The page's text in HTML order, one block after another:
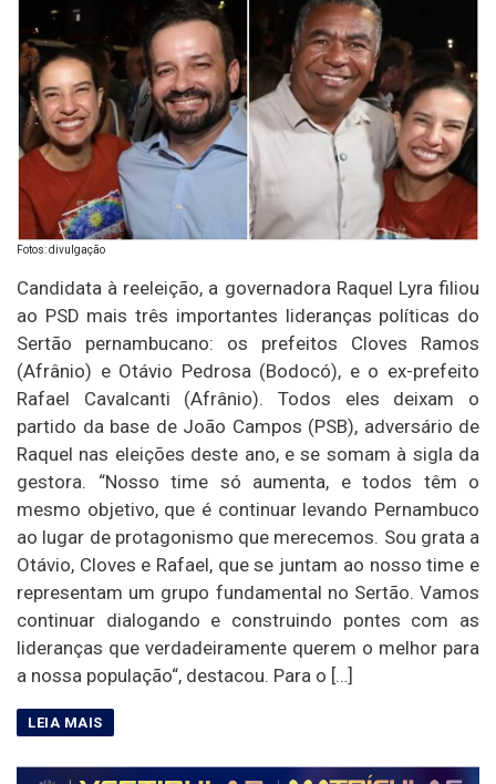
Fotos: divulgação
Candidata à reeleição, a governadora Raquel Lyra filiou
ao PSD mais três importantes lideranças políticas do
Sertão pernambucano: os prefeitos Cloves Ramos
(Afrânio) e Otávio Pedrosa (Bodocó), e o ex-prefeito
Rafael Cavalcanti (Afrânio). Todos eles deixam o
partido da base de João Campos (PSB), adversário de
Raquel nas eleições deste ano, e se somam à sigla da
gestora. “Nosso time só aumenta, e todos têm o
mesmo objetivo, que é continuar levando Pernambuco
ao lugar de protagonismo que merecemos. Sou grata a
Otávio, Cloves e Rafael, que se juntam ao nosso time e
representam um grupo fundamental no Sertão. Vamos
continuar dialogando e construindo pontes com as
lideranças que verdadeiramente querem o melhor para
a nossa população“, destacou. Para o […]